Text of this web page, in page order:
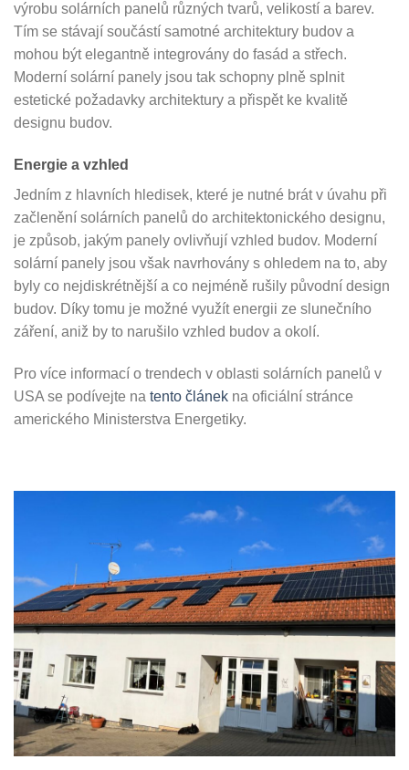
výrobu solárních panelů různých tvarů, velikostí a barev.
Tím se stávají součástí samotné architektury budov a
mohou být elegantně integrovány do fasád a střech.
Moderní solární panely jsou tak schopny plně splnit
estetické požadavky architektury a přispět ke kvalitě
designu budov.
Energie a vzhled
Jedním z hlavních hledisek, které je nutné brát v úvahu při
začlenění solárních panelů do architektonického designu,
je způsob, jakým panely ovlivňují vzhled budov. Moderní
solární panely jsou však navrhovány s ohledem na to, aby
byly co nejdiskrétnější a co nejméně rušily původní design
budov. Díky tomu je možné využít energii ze slunečního
záření, aniž by to narušilo vzhled budov a okolí.
Pro více informací o trendech v oblasti solárních panelů v
USA se podívejte na tento článek na oficiální stránce
amerického Ministerstva Energetiky.